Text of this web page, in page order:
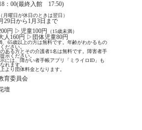
：00(最終入館 17:50)
（月曜日が休日のときは翌日）
29日から1月3日まで
円 ▷児童100円 （15歳未満）
人160円 ▷団体児童80円
、65歳以上の方は無料です。年齢がわかるもの
ださい。
ある方とその介護者1名は無料です。障害者手
示ください。
には、障がい者手帳アプリ「ミライロID」も
れます。
より団体料金となります。
育委員会
壇